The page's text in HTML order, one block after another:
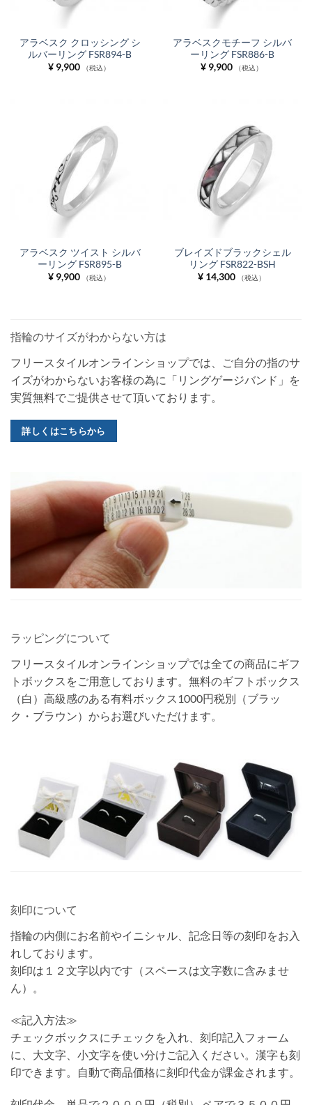
アラベスク クロッシング シ
ルバーリング FSR894-B
¥9,900 （税込）
アラベスクモチーフ シルバ
ーリング FSR886-B
¥9,900 （税込）
アラベスク ツイスト シルバ
ーリング FSR895-B
¥9,900 （税込）
ブレイズドブラックシェル
リング FSR822-BSH
¥14,300 （税込）
指輪のサイズがわからない方は
フリースタイルオンラインショップでは、ご自分の指のサ
イズがわからないお客様の為に「リングゲージバンド」を
実質無料でご提供させて頂いております。
詳しくはこちらから
ラッピングについて
フリースタイルオンラインショップでは全ての商品にギフ
トボックスをご用意しております。無料のギフトボックス
（白）高級感のある有料ボックス1000円税別（ブラッ
ク・ブラウン）からお選びいただけます。
刻印について
指輪の内側にお名前やイニシャル、記念日等の刻印をお入
れしております。
刻印は１２文字以内です（スペースは文字数に含みませ
ん）。
≪記入方法≫
チェックボックスにチェックを入れ、刻印記入フォーム
に、大文字、小文字を使い分けご記入ください。漢字も刻
印できます。自動で商品価格に刻印代金が課金されます。